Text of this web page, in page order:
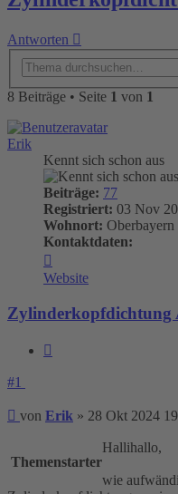
Antworten
8 Beiträge • Seite 1 von 1
Erik
Kennt sich schon aus
Beiträge: 77
Registriert: 03 Nov
Wohnort: Oberbayern
Kontaktdaten:
von
Erik
Website
Zylinderkopfdichtung
#1
Beitrag
von Erik » 28 Okt 2024
Themenstarter
Hallihallo,
wie